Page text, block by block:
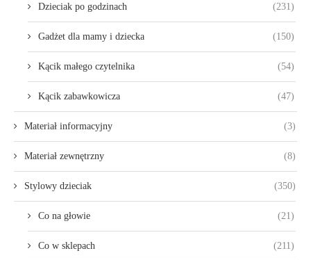
Dzieciak po godzinach (231)
Gadżet dla mamy i dziecka (150)
Kącik małego czytelnika (54)
Kącik zabawkowicza (47)
Materiał informacyjny (3)
Materiał zewnętrzny (8)
Stylowy dzieciak (350)
Co na głowie (21)
Co w sklepach (211)